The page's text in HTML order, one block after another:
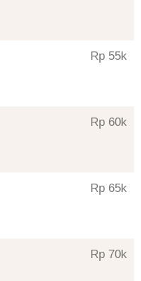
Rp 55
Rp 60
Rp 65
Rp 70